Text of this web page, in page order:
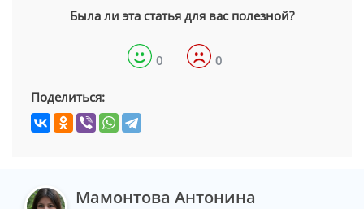
Была ли эта статья для вас полезной?
0 0
Поделиться:
Мамонтова Антонина